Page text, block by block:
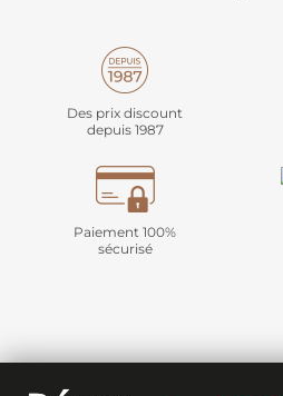
Des prix discount
depuis 1987
Paiement 100%
sécurisé